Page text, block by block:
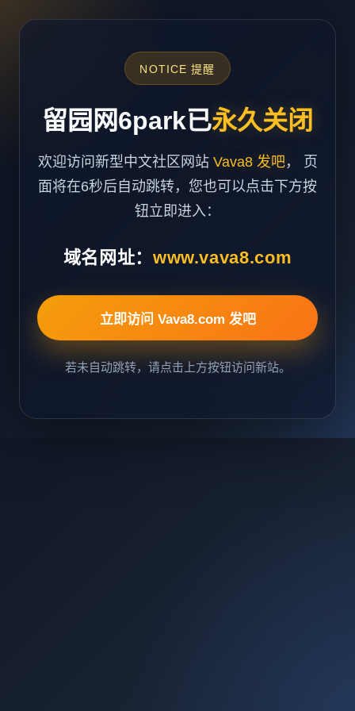
NOTICE 提醒
留园网6park已永久关闭
欢迎访问新型中文社区网站 Vava8 发吧， 页
面将在6秒后自动跳转，您也可以点击下方按
钮立即进入：
域名网址： www.vava8.com
立即访问 Vava8.com 发吧
若未自动跳转，请点击上方按钮访问新站。